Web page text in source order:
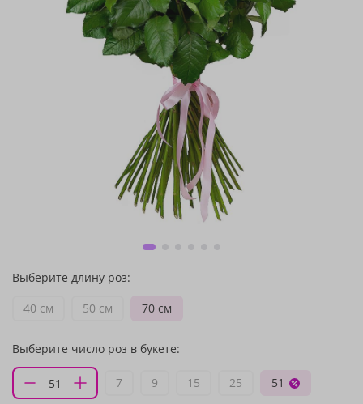
Выберите длину роз:
40 см
50 см 70 см
Выберите число роз в букете:
7 9 15 25 51